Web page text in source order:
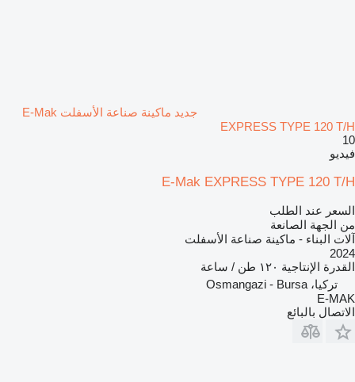
جديد ماكينة صناعة الأسفلت E-Mak
EXPRESS TYPE 120 T/H
10
فيديو
E-Mak EXPRESS TYPE 120 T/H
السعر عند الطلب
من الجهة الصانعة
آلات البناء - ماكينة صناعة الأسفلت
2024
القدرة الإنتاجية ١٢٠ طن / ساعة
تركيا، Osmangazi - Bursa
E-MAK
الاتصال بالبائع